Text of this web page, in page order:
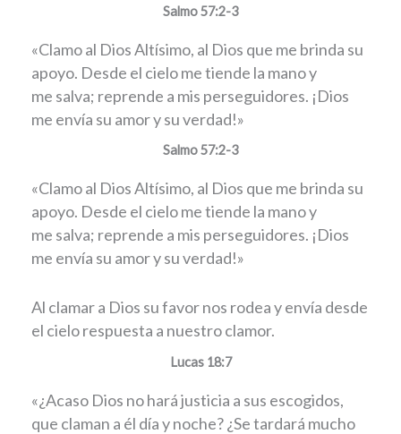
Salmo 57:2-3
«Clamo al Dios Altísimo, al Dios que me brinda su
apoyo. Desde el cielo me tiende la mano y
me salva; reprende a mis perseguidores. ¡Dios
me envía su amor y su verdad!»
Salmo 57:2-3
«Clamo al Dios Altísimo, al Dios que me brinda su
apoyo. Desde el cielo me tiende la mano y
me salva; reprende a mis perseguidores. ¡Dios
me envía su amor y su verdad!»
Al clamar a Dios su favor nos rodea y envía desde
el cielo respuesta a nuestro clamor.
Lucas 18:7
«¿Acaso Dios no hará justicia a sus escogidos,
que claman a él día y noche? ¿Se tardará mucho